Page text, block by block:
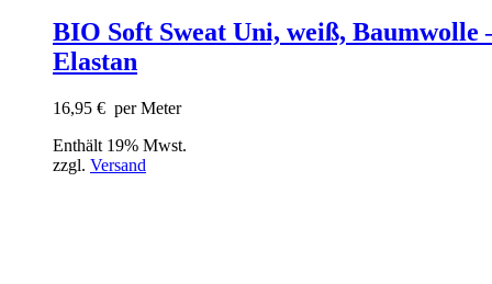
BIO Soft Sweat Uni, weiß, Baumwolle
Elastan
16,95 € per Meter
Enthält 19% Mwst.
zzgl. Versand